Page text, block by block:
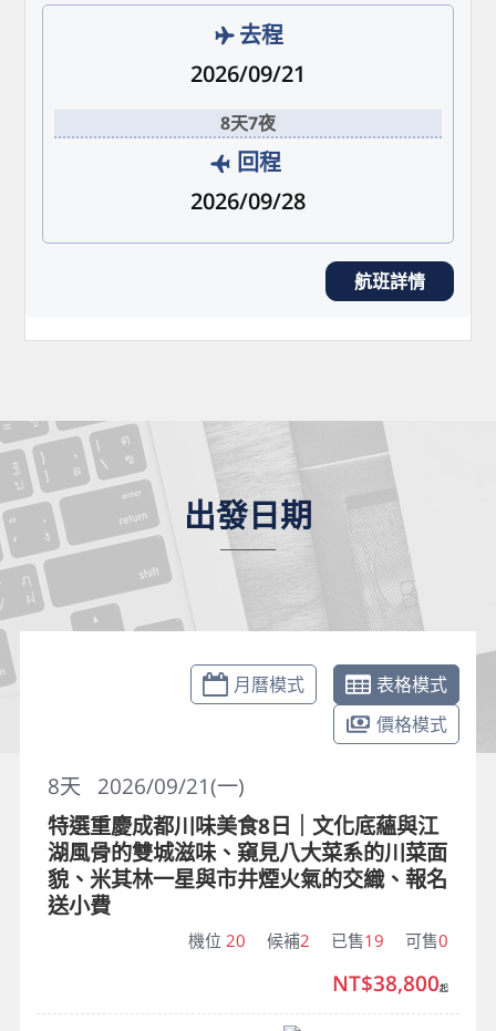
去程
2026/09/21
8天7夜
回程
2026/09/28
航班詳情
出發日期
月曆模式
表格模式
價格模式
2026/09/21(一)
8天
特選重慶成都川味美食8日｜文化底蘊與江
湖風骨的雙城滋味、窺見八大菜系的川菜面
貌、米其林一星與市井煙火氣的交織、報名
送小費
機位 20 候補2 已售19 可售0
NT$38,800起